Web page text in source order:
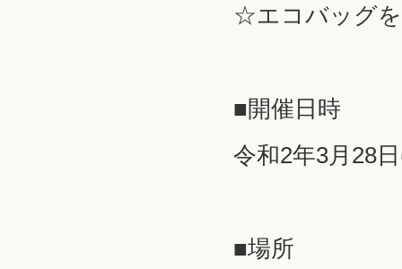
☆エコバッグ
■開催日時
令和2年3月28
■場所